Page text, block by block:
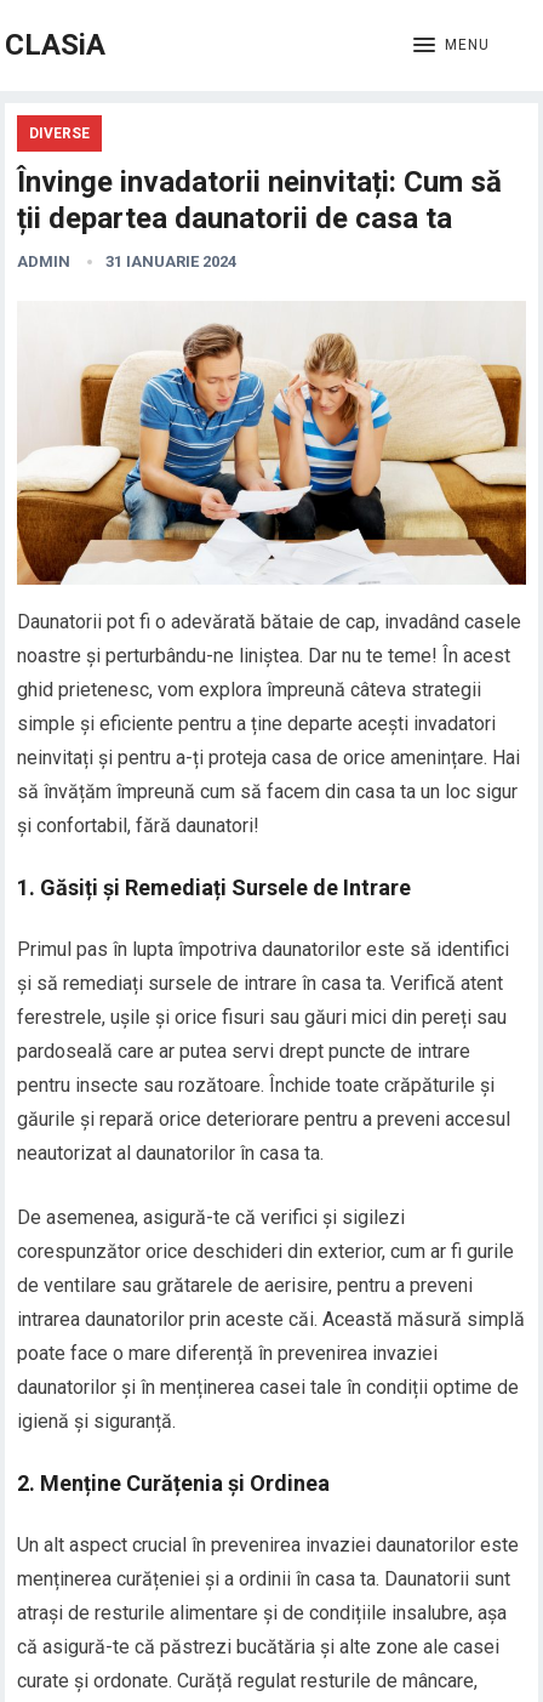
CLASiA MENU
DIVERSE
Învinge invadatorii neinvitați: Cum să
ții departea daunatorii de casa ta
ADMIN 31 IANUARIE 2024
Daunatorii pot fi o adevărată bătaie de cap, invadând casele
noastre și perturbându-ne liniștea. Dar nu te teme! În acest
ghid prietenesc, vom explora împreună câteva strategii
simple și eficiente pentru a ține departe acești invadatori
neinvitați și pentru a-ți proteja casa de orice amenințare. Hai
să învățăm împreună cum să facem din casa ta un loc sigur
și confortabil, fără daunatori!
1. Găsiți și Remediați Sursele de Intrare
Primul pas în lupta împotriva daunatorilor este să identifici
și să remediați sursele de intrare în casa ta. Verifică atent
ferestrele, ușile și orice fisuri sau găuri mici din pereți sau
pardoseală care ar putea servi drept puncte de intrare
pentru insecte sau rozătoare. Închide toate crăpăturile și
găurile și repară orice deteriorare pentru a preveni accesul
neautorizat al daunatorilor în casa ta.
De asemenea, asigură-te că verifici și sigilezi
corespunzător orice deschideri din exterior, cum ar fi gurile
de ventilare sau grătarele de aerisire, pentru a preveni
intrarea daunatorilor prin aceste căi. Această măsură simplă
poate face o mare diferență în prevenirea invaziei
daunatorilor și în menținerea casei tale în condiții optime de
igienă și siguranță.
2. Menține Curățenia și Ordinea
Un alt aspect crucial în prevenirea invaziei daunatorilor este
menținerea curățeniei și a ordinii în casa ta. Daunatorii sunt
atrași de resturile alimentare și de condițiile insalubre, așa
că asigură-te că păstrezi bucătăria și alte zone ale casei
curate și ordonate. Curăță regulat resturile de mâncare,